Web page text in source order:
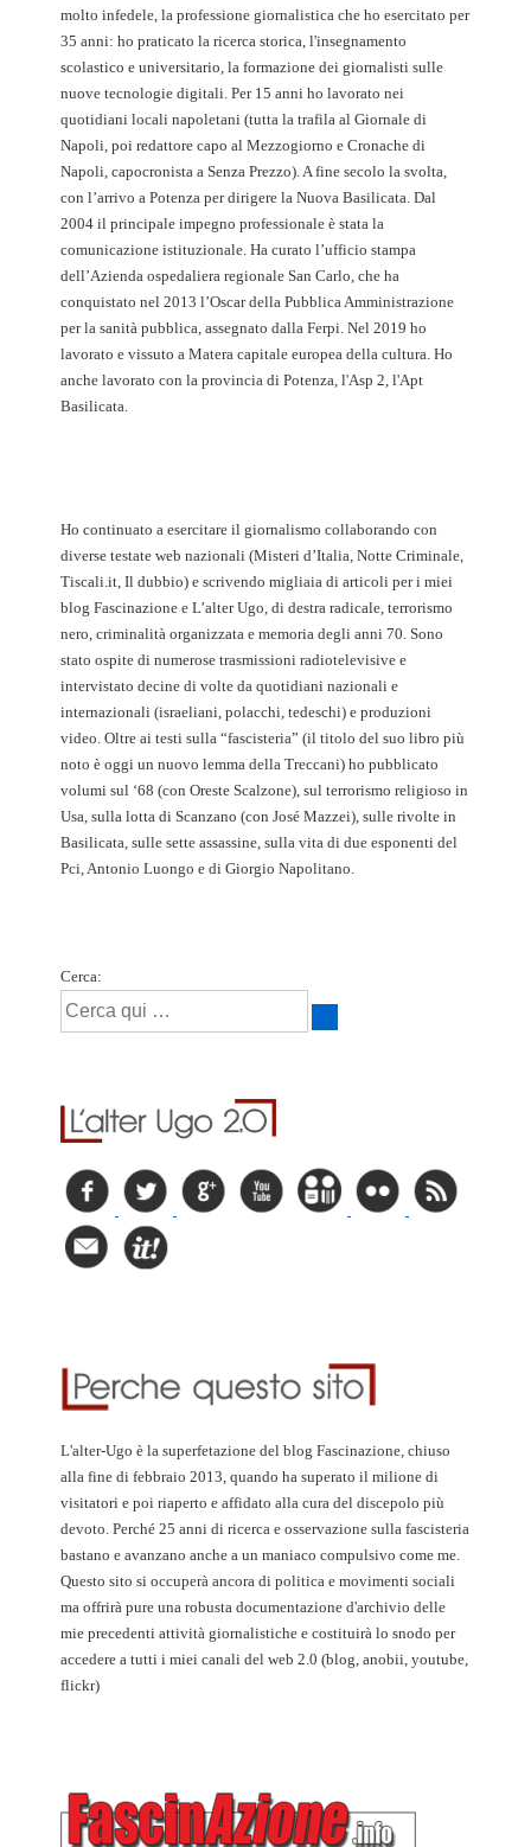
molto infedele, la professione giornalistica che ho esercitato per
35 anni: ho praticato la ricerca storica, l'insegnamento
scolastico e universitario, la formazione dei giornalisti sulle
nuove tecnologie digitali. Per 15 anni ho lavorato nei
quotidiani locali napoletani (tutta la trafila al Giornale di
Napoli, poi redattore capo al Mezzogiorno e Cronache di
Napoli, capocronista a Senza Prezzo). A fine secolo la svolta,
con l’arrivo a Potenza per dirigere la Nuova Basilicata. Dal
2004 il principale impegno professionale è stata la
comunicazione istituzionale. Ha curato l’ufficio stampa
dell’Azienda ospedaliera regionale San Carlo, che ha
conquistato nel 2013 l’Oscar della Pubblica Amministrazione
per la sanità pubblica, assegnato dalla Ferpi. Nel 2019 ho
lavorato e vissuto a Matera capitale europea della cultura. Ho
anche lavorato con la provincia di Potenza, l'Asp 2, l'Apt
Basilicata.
Ho continuato a esercitare il giornalismo collaborando con
diverse testate web nazionali (Misteri d’Italia, Notte Criminale,
Tiscali.it, Il dubbio) e scrivendo migliaia di articoli per i miei
blog Fascinazione e L’alter Ugo, di destra radicale, terrorismo
nero, criminalità organizzata e memoria degli anni 70. Sono
stato ospite di numerose trasmissioni radiotelevisive e
intervistato decine di volte da quotidiani nazionali e
internazionali (israeliani, polacchi, tedeschi) e produzioni
video. Oltre ai testi sulla “fascisteria” (il titolo del suo libro più
noto è oggi un nuovo lemma della Treccani) ho pubblicato
volumi sul ‘68 (con Oreste Scalzone), sul terrorismo religioso in
Usa, sulla lotta di Scanzano (con José Mazzei), sulle rivolte in
Basilicata, sulle sette assassine, sulla vita di due esponenti del
Pci, Antonio Luongo e di Giorgio Napolitano.
Cerca:
L'alter-Ugo è la superfetazione del blog Fascinazione, chiuso
alla fine di febbraio 2013, quando ha superato il milione di
visitatori e poi riaperto e affidato alla cura del discepolo più
devoto. Perché 25 anni di ricerca e osservazione sulla fascisteria
bastano e avanzano anche a un maniaco compulsivo come me.
Questo sito si occuperà ancora di politica e movimenti sociali
ma offrirà pure una robusta documentazione d'archivio delle
mie precedenti attività giornalistiche e costituirà lo snodo per
accedere a tutti i miei canali del web 2.0 (blog, anobii, youtube,
flickr)